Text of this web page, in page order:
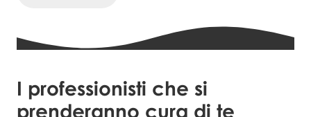
I professionisti che si
prenderanno cura di te